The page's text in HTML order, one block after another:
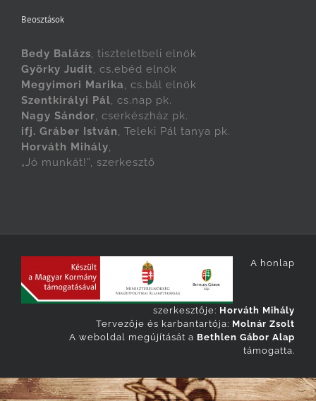
Beosztások
Bedy Balázs, tiszteletbeli elnök
Györky Judit, cs.ebéd elnök
Megyimori Marika, cs.bál elnök
Szentkirályi Pál, cs.nap pk.
Nagy Sándor, cserkészház pk.
ifj. Gráber István, Teleki Pál tanya pk.
Horváth Mihály,
„Jó munkát!”, szerkesztő
A honlap
szerkesztője: Horváth Mihály
Tervezője és karbantartója: Molnár Zsolt
A weboldal megújítását a Bethlen Gábor Alap
támogatta.
English Magyar